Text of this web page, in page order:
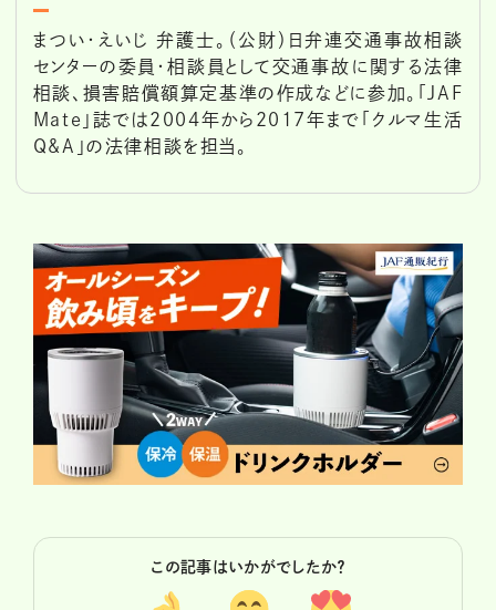
まつい・えいじ 弁護士。（公財）日弁連交通事故相談
センターの委員・相談員として交通事故に関する法律
相談、損害賠償額算定基準の作成などに参加。「JAF
Mate」誌では2004年から2017年まで「クルマ生活
Q&A」の法律相談を担当。
この記事はいかがでしたか？